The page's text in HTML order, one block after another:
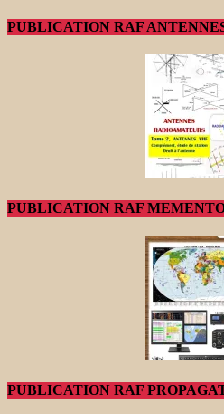
PUBLICATION RAF
PUBLICATION RAF
PUBLICATION RAF